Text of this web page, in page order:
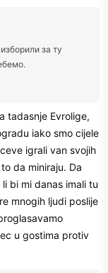
за ту
tadasnje Evrolige,
iako smo cijele
igrali van svojih
da miniraju. Da
bi mi danas imali tu
mnogih ljudi poslije
u gostima protiv